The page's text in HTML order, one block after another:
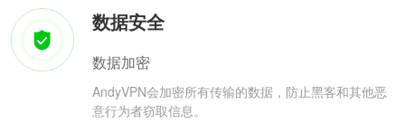
数据安全
数据加密
AndyVPN会加密所有传输的数据，防止黑客和其他恶
意行为者窃取信息。